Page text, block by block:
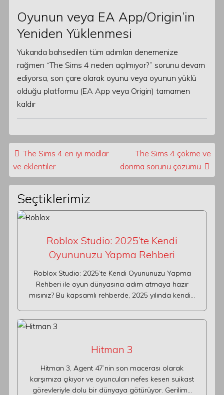
Oyunun veya EA App/Origin’in
Yeniden Yüklenmesi
Yukarıda bahsedilen tüm adımları denemenize
rağmen “The Sims 4 neden açılmıyor?” sorunu devam
ediyorsa, son çare olarak oyunu veya oyunun yüklü
olduğu platformu (EA App veya Origin) tamamen
kaldır
Post navigation
The Sims 4 en iyi modlar
ve eklentiler
The Sims 4 çökme ve
donma sorunu çözümü
Seçtiklerimiz
Roblox Studio: 2025’te Kendi
Oyununuzu Yapma Rehberi
Roblox Studio: 2025’te Kendi Oyununuzu Yapma
Rehberi ile oyun dünyasına adım atmaya hazır
mısınız? Bu kapsamlı rehberde, 2025 yılında kendi…
Hitman 3
Hitman 3, Agent 47’nin son macerası olarak
karşımıza çıkıyor ve oyuncuları nefes kesen suikast
görevleriyle dolu bir dünyaya götürüyor. Gerilim…